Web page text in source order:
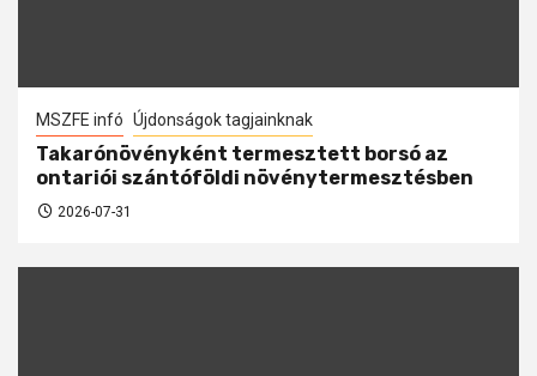
MSZFE infó Újdonságok tagjainknak
Takarónövényként termesztett borsó az
ontariói szántóföldi növénytermesztésben
2026-07-31